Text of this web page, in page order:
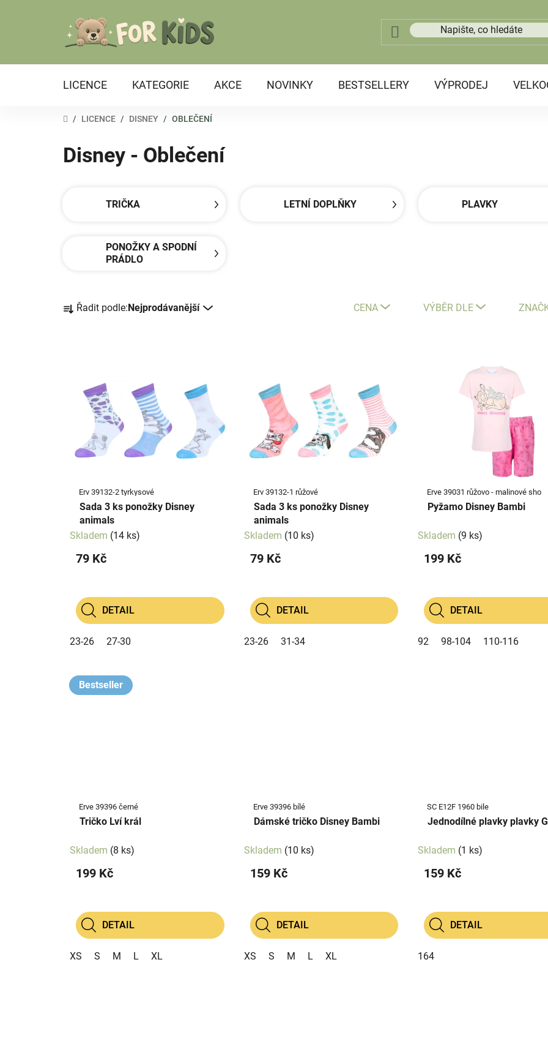
LICENCE KATEGORIE AKCE NOVINKY BESTSELLERY VÝPRODEJ
DOMŮ
/ LICENCE / DISNEY / OBLEČENÍ
Disney - Oblečení
TRIČKA LETNÍ DOPLŇKY PLAVKY
PONOŽKY A SPODNÍ
PRÁDLO
a
Řadit podle: Nejprodávanější CENA VÝBĚR DLE
Erv 39132-2 tyrkysové
Sada 3 ks ponožky Disney
animals
Skladem (14 ks)
79 Kč
DETAIL
23-26 27-30
Erv 39132-1 růžové
Sada 3 ks ponožky Disney
animals
Skladem (10 ks)
79 Kč
DETAIL
23-26 31-34
Erve 39031 růžovo - malinové sho
Pyžamo Disney Bambi
Skladem (9 ks)
199 Kč
DETAIL
92 98-104 110-116
Bestseller
Erve 39396 černé
Tričko Lví král
Skladem (8 ks)
199 Kč
DETAIL
XS S M L XL
Erve 39396 bílé
Dámské tričko Disney Bambi
Skladem (10 ks)
159 Kč
DETAIL
XS S M L XL
SC E12F 1960 bile
Jednodílné plavky
Skladem (1 ks)
159 Kč
DETAIL
164